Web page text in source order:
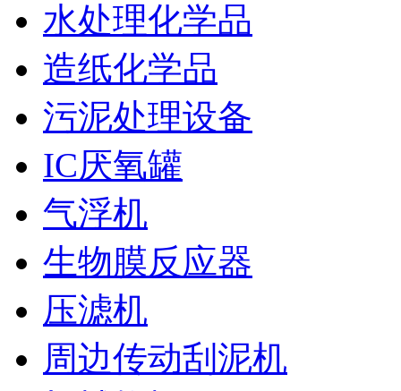
水处理化学品
造纸化学品
污泥处理设备
IC厌氧罐
气浮机
生物膜反应器
压滤机
周边传动刮泥机